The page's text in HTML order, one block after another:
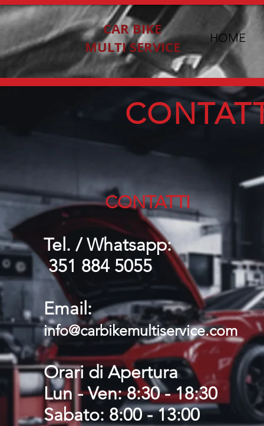
CAR BIKE
MULTI SERVICE
HOME
CONTATTI
Tel. /Whatsapp:
351 884 5055
Email:
info@carbikemultiservice.com
Orari di Apertura
Lun - Ven: 8:30 - 18:30
​​Sabato: 8:00 - 13:00